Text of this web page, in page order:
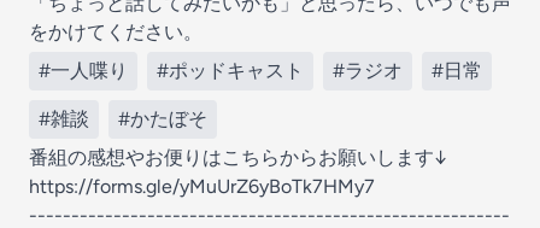
をかけてください。
#一人喋り
#ポッドキャスト #ラジオ #日常
#雑談
#かたぼそ
番組の感想やお便りはこちらからお願いします↓
https://forms.gle/yMuUrZ6yBoTk7HMy7
---------------------------------------------------------